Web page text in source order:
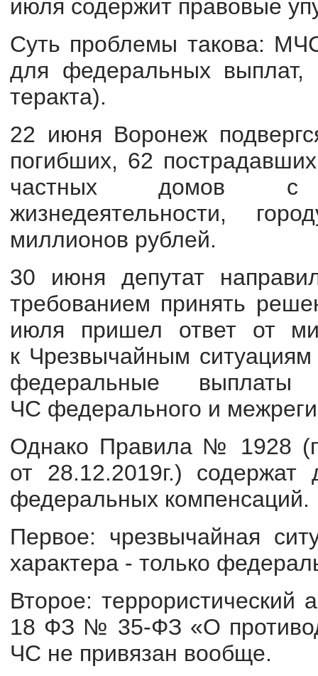
июля содержит правовые
Суть проблемы такова:
для федеральных
теракта).
22 июня Воронеж
погибших, 62
частных домов с
жизнедеятельности,
миллионов рублей.
30 июня депутат
требованием принять
июля пришел ответ от
к Чрезвычайным
федеральные
ЧС федерального и
Однако Правила № 1928
от 28.12.2019г.)
федеральных компенсаций.
Первое: чрезвычайная
характера - только
Второе: террористический
18 ФЗ № 35-ФЗ «О
ЧС не привязан вообще.